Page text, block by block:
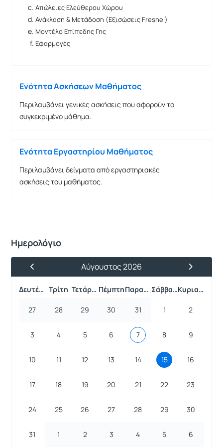
Απώλειες Ελεύθερου Χώρου
Ανάκλαση & Μετάδοση (Εξισώσεις Fresnel)
Μοντέλο Επίπεδης Γης
Εφαρμογές
Ενότητα Ασκήσεων Μαθήματος
Περιλαμβάνει γενικές ασκήσεις που αφορούν το
συγκεκριμένο μάθημα.
Ενότητα Εργαστηρίου Μαθήματος
Περιλαμβάνει δείγματα από εργαστηριακές
ασκήσεις του μαθήματος.
Ημερολόγιο
Προηγούμενος ΜήναςΑύγουστος 2026
Επόμενος
Δευτέρα Τρίτη Τετάρτη Πέμπτη Παρασκευή Σάββατο Κυριακή
27 28 29 30 31 1 2
3 4 5 6 7 8 9
10 11 12 13 14 15 16
17 18 19 20 21 22 23
24 25 26 27 28 29 30
31 1 2 3 4 5 6